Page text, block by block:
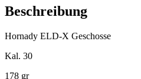
Geschosse
Menge
Beschreibung
Hornady ELD-X Geschosse
Kal. 30
178 gr